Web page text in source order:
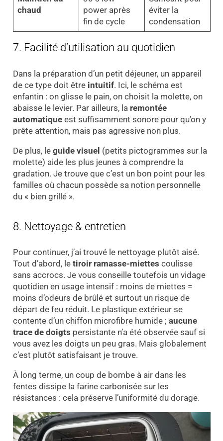
chaud
power après
fin de cycle
éviter la
condensation
7. Facilité d’utilisation au quotidien
Dans la préparation d’un petit déjeuner, un appareil
de ce type doit être intuitif. Ici, le schéma est
enfantin : on glisse le pain, on choisit la molette, on
abaisse le levier. Par ailleurs, la remontée
automatiqueest suffisamment sonore pour qu’on y
prête attention, mais pas agressive non plus.
De plus, le guide visuel (petits pictogrammes sur la
molette) aide les plus jeunes à comprendre la
gradation. Je trouve que c’est un bon point pour les
familles où chacun possède sa notion personnelle
du « bien grillé ».
8. Nettoyage & entretien
Pour continuer, j’ai trouvé le nettoyage plutôt aisé.
Tout d’abord, le tiroir ramasse-miettes coulisse
sans accrocs. Je vous conseille toutefois un vidage
quotidien en usage intensif : moins de miettes =
moins d’odeurs de brûlé et surtout un risque de
départ de feu réduit. Le plastique extérieur se
contente d’un chiffon microfibre humide ; aucune
trace de doigts persistante n’a été observée sauf si
vous avez les doigts un peu gras. Mais globalement
c’est plutôt satisfaisant je trouve.
À long terme, un coup de bombe à air dans les
fentes dissipe la farine carbonisée sur les
résistances : cela préserve l’uniformité du dorage.